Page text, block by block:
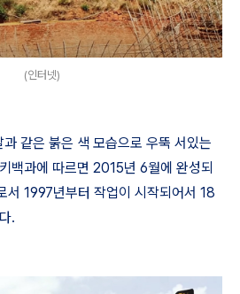
(인터넷)
같은 붉은 색 모습으로 우뚝 서있는
백과에 따르면 2015년 6월에 완성되
서 1997년부터 작업이 시작되어서 18
.